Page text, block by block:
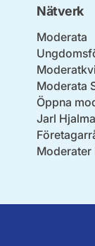
Nätverk
Moderata
Moderata
Öppna
Jarl
Moderater